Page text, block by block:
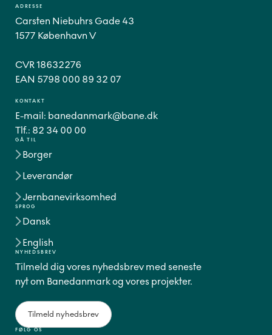
GÅ TIL
Borger
Leverandør
Jernbanevirksomhed
SPROG
Dansk
English
FØLG OS
ADRESSE
Carsten Niebuhrs Gade 43
1577 København V
CVR 18632276
EAN 5798 000 89 32 07
KONTAKT
E-mail: banedanmark@bane.dk
Tlf.: 82 34 00 00
NYHEDSBREV
Tilmeld dig vores nyhedsbrev med seneste
nyt om Banedanmark og vores projekter.
Tilmeld nyhedsbrev